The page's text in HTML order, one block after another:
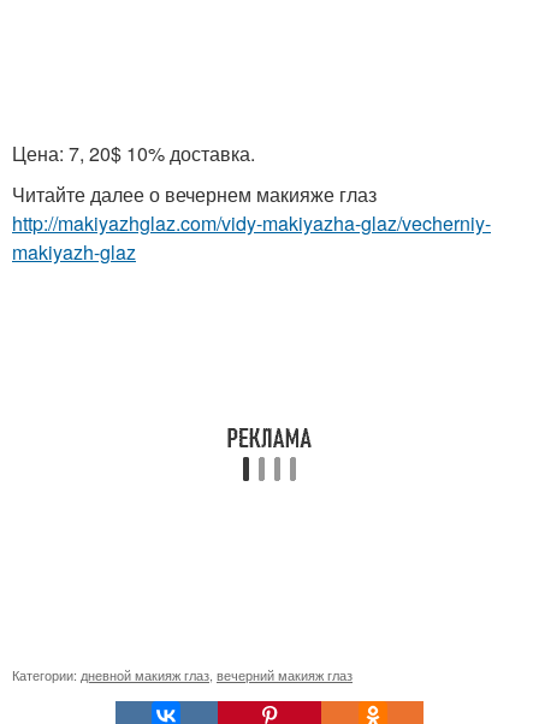
Цена: 7, 20$ 10% доставка.
Читайте далее о вечернем макияже глаз
http://makiyazhglaz.com/vidy-makiyazha-glaz/vecherniy-
makiyazh-glaz
Категории: дневной макияж глаз вечерний макияж глаз